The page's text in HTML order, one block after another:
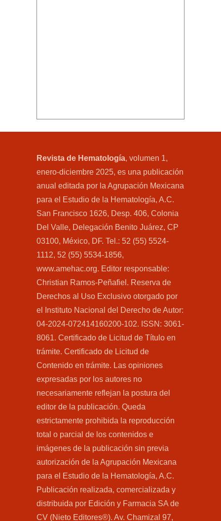
Revista de Hematología, volumen 1,
enero-diciembre 2025, es una publicación
anual editada por la Agrupación Mexicana
para el Estudio de la Hematología, A.C.
San Francisco 1626, Desp. 406, Colonia
Del Valle, Delegación Benito Juárez, CP
03100, México, DF. Tel.: 52 (55) 5524-
1112, 52 (55) 5534-1856,
www.amehac.org. Editor responsable:
Christian Ramos-Peñafiel. Reserva de
Derechos al Uso Exclusivo otorgado por
el Instituto Nacional del Derecho de Autor:
04-2024-072414160200-102. ISSN: 3061-
8061. Certificado de Licitud de Título en
trámite. Certificado de Licitud de
Contenido en trámite. Las opiniones
expresadas por los autores no
necesariamente reflejan la postura del
editor de la publicación. Queda
estrictamente prohibida la reproducción
total o parcial de los contenidos e
imágenes de la publicación sin previa
autorización de la Agrupación Mexicana
para el Estudio de la Hematología, A.C.
Publicación realizada, comercializada y
distribuida por Edición y Farmacia SA de
CV (Nieto Editores®). Av. Chamizal 97,